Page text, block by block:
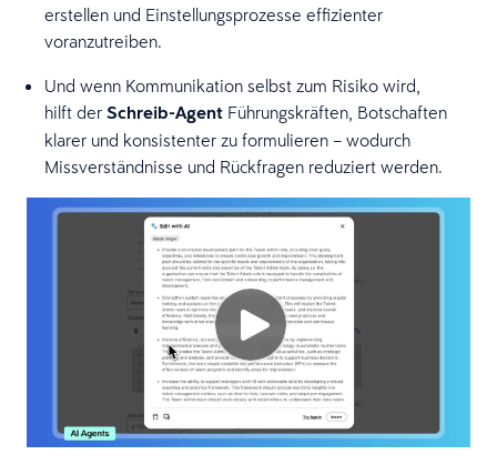
erstellen und Einstellungsprozesse effizienter
voranzutreiben.
Und wenn Kommunikation selbst zum Risiko wird,
hilft der Schreib-Agent Führungskräften, Botschaften
klarer und konsistenter zu formulieren – wodurch
Missverständnisse und Rückfragen reduziert werden.